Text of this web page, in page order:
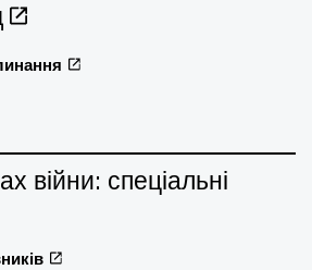
війни: спеціальні